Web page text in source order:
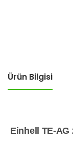
Ürün Bilgisi
Einhell TE-AG